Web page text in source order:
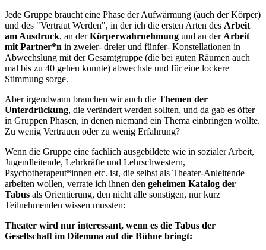
Jede Gruppe braucht eine Phase der Aufwärmung (auch der Körper)
und des "Vertraut Werden", in der ich die ersten Arten des Arbeit
am Ausdruck, an derKörperwahrnehmung und an der Arbeit
mit Partner*n in zweier- dreier und fünfer- Konstellationen in
Abwechslung mit der Gesamtgruppe (die bei guten Räumen auch
mal bis zu 40 gehen konnte) abwechsle und für eine lockere
Stimmung sorge.
Aber irgendwann brauchen wir auch die Themen der
Unterdrückung, die verändert werden sollten, und da gab es öfter
in Gruppen Phasen, in denen niemand ein Thema einbringen wollte.
Zu wenig Vertrauen oder zu wenig Erfahrung?
Wenn die Gruppe eine fachlich ausgebildete wie in sozialer Arbeit,
Jugendleitende, Lehrkräfte und Lehrschwestern,
Psychotherapeut*innen etc. ist, die selbst als Theater-Anleitende
arbeiten wollen, verrate ich ihnen den geheimen Katalog der
Tabus als Orientierung, den nicht alle sonstigen, nur kurz
Teilnehmenden wissen mussten:
Theater wird nur interessant, wenn es die Tabus der
Gesellschaft im Dilemma auf die Bühne bringt: